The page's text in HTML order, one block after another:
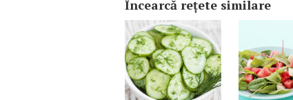
Încearcă reţete similare